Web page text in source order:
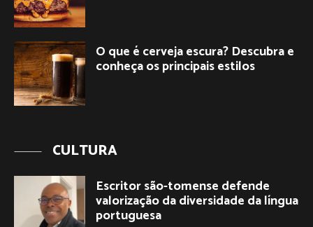
O que é cerveja escura? Descubra e
conheça os principais estilos
CULTURA
Escritor são-tomense defende
valorização da diversidade da língua
portuguesa